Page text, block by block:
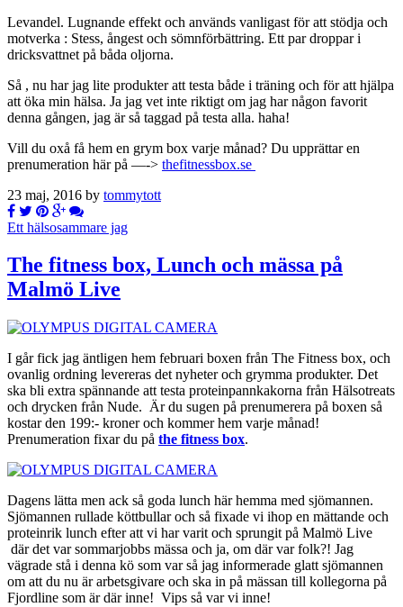
Levandel. Lugnande effekt och används vanligast för att stödja och
motverka : Stess, ångest och sömnförbättring. Ett par droppar i
dricksvattnet på båda oljorna.
Så , nu har jag lite produkter att testa både i träning och för att hjälpa
att öka min hälsa. Ja jag vet inte riktigt om jag har någon favorit
denna gången, jag är så taggad på testa alla. haha!
Vill du oxå få hem en grym box varje månad? Du upprättar en
prenumeration här på —-> thefitnessbox.se
23 maj, 2016 by tommytott
Ett hälsosammare jag
The fitness box, Lunch och mässa på
Malmö Live
I går fick jag äntligen hem februari boxen från The Fitness box, och
ovanlig ordning levereras det nyheter och grymma produkter. Det
ska bli extra spännande att testa proteinpannkakorna från Hälsotreats
och drycken från Nude. Är du sugen på prenumerera på boxen så
kostar den 199:- kroner och kommer hem varje månad!
Prenumeration fixar du på the fitness box.
Dagens lätta men ack så goda lunch här hemma med sjömannen.
Sjömannen rullade köttbullar och så fixade vi ihop en mättande och
proteinrik lunch efter att vi har varit och sprungit på Malmö Live
där det var sommarjobbs mässa och ja, om där var folk?! Jag
vägrade stå i denna kö som var så jag informerade glatt sjömannen
om att du nu är arbetsgivare och ska in på mässan till kollegorna på
Fjordline som är där inne! Vips så var vi inne!